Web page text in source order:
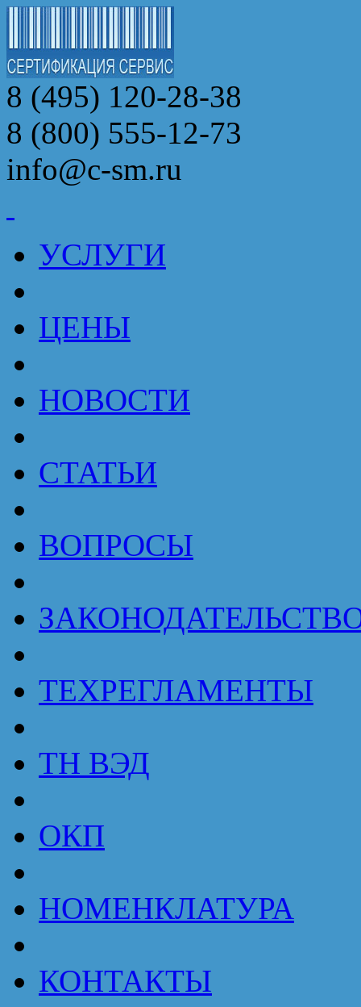
8 (495) 120-28-38
8 (800) 555-12-73
info@c-sm.ru
УСЛУГИ
ЦЕНЫ
НОВОСТИ
СТАТЬИ
ВОПРОСЫ
ТЕХРЕГЛАМЕНТЫ
ТН ВЭД
ОКП
НОМЕНКЛАТУРА
КОНТАКТЫ